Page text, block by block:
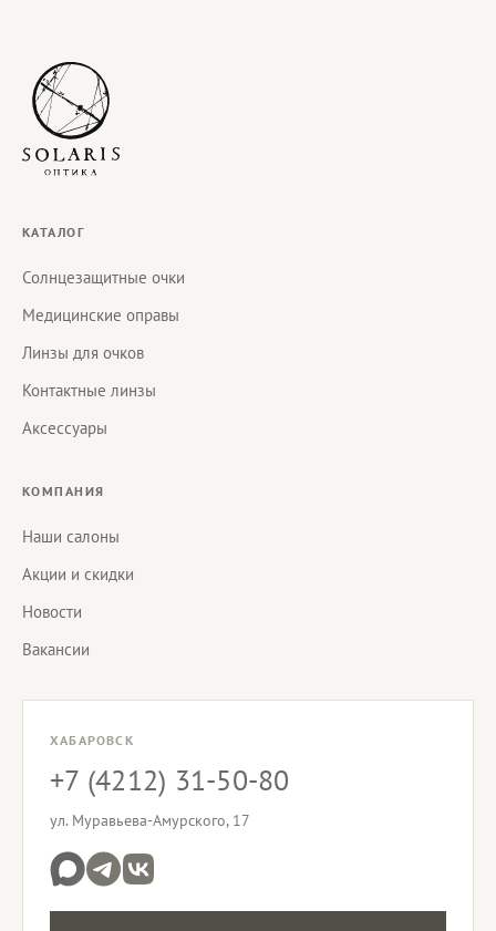
КАТАЛОГ
Солнцезащитные очки
Медицинские оправы
Линзы для очков
Контактные линзы
Аксессуары
КОМПАНИЯ
Наши салоны
Акции и скидки
Новости
Вакансии
ХАБАРОВСК
+7 (4212) 31-50-80
ул. Муравьева-Амурского, 17